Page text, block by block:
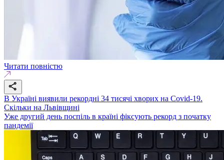
Читати повністю
В Україні виявили рекордні 34 тисячі хворих на Covid-19.
Скільки на Львівщині
Уже другий день поспіль в країні фіксують рекорд з початку
пандемії